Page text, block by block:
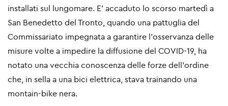
installati sul lungomare. E’ accaduto lo scorso martedì a
San Benedetto del Tronto, quando una pattuglia del
Commissariato impegnata a garantire l’osservanza delle
misure volte a impedire la diffusione del COVID-19, ha
notato una vecchia conoscenza delle forze dell’ordine
che, in sella a una bici elettrica, stava trainando una
montain-bike nera.